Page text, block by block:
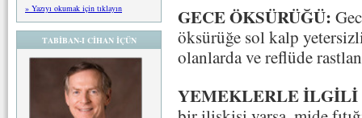
» Yazıyı okumak için tıklayın
TABİBAN-I CİHAN İÇÜN
GECE ÖKSÜRÜĞÜ:
öksürüğe sol kalp
olanlarda ve reflüde
YEMEKLERLE İLGİLİ